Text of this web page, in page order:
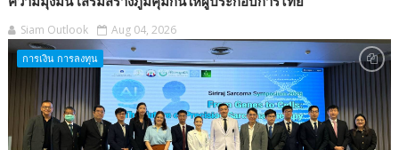
Siam Outlook Aug 04, 2026
การเงิน การลงทุน